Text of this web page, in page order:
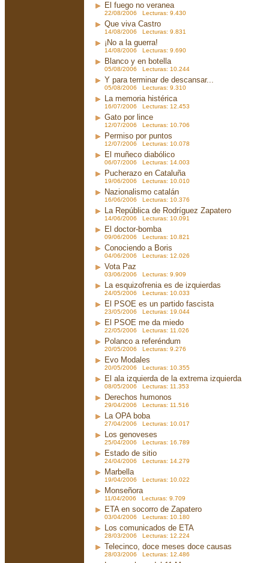
El fuego no veranea
22/08/2006 Lecturas: 9.430
Que viva Castro
14/08/2006 Lecturas: 9.831
¡No a la guerra!
14/08/2006 Lecturas: 9.690
Blanco y en botella
05/08/2006 Lecturas: 10.244
Y para terminar de descansar...
05/08/2006 Lecturas: 9.310
La memoria histérica
16/07/2006 Lecturas: 12.453
Gato por lince
12/07/2006 Lecturas: 10.706
Permiso por puntos
12/07/2006 Lecturas: 10.078
El muñeco diabólico
06/07/2006 Lecturas: 14.003
Pucherazo en Cataluña
19/06/2006 Lecturas: 10.010
Nazionalismo catalán
16/06/2006 Lecturas: 10.376
La República de Rodríguez Zapatero
14/06/2006 Lecturas: 10.091
El doctor-bomba
09/06/2006 Lecturas: 10.821
Conociendo a Boris
04/06/2006 Lecturas: 12.026
Vota Paz
03/06/2006 Lecturas: 9.909
La esquizofrenia es de izquierdas
24/05/2006 Lecturas: 10.033
El PSOE es un partido fascista
23/05/2006 Lecturas: 19.044
El PSOE me da miedo
22/05/2006 Lecturas: 11.026
Polanco a referéndum
20/05/2006 Lecturas: 9.276
Evo Modales
20/05/2006 Lecturas: 10.355
El ala izquierda de la extrema izquierda
08/05/2006 Lecturas: 11.353
Derechos humonos
29/04/2006 Lecturas: 11.516
La OPA boba
27/04/2006 Lecturas: 10.017
Los genoveses
25/04/2006 Lecturas: 16.789
Estado de sitio
24/04/2006 Lecturas: 14.279
Marbella
19/04/2006 Lecturas: 10.022
Monseñora
11/04/2006 Lecturas: 9.709
ETA en socorro de Zapatero
03/04/2006 Lecturas: 10.180
Los comunicados de ETA
28/03/2006 Lecturas: 12.224
Telecinco, doce meses doce causas
28/03/2006 Lecturas: 12.486